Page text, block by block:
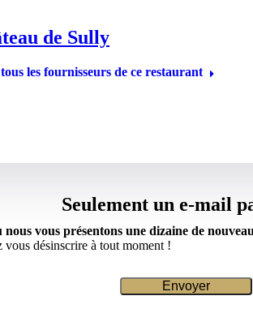
de Sully
les fournisseurs de ce restaurant
Seulement un e-mail
nous vous présentons une dizaine de
vous désinscrire à tout moment !